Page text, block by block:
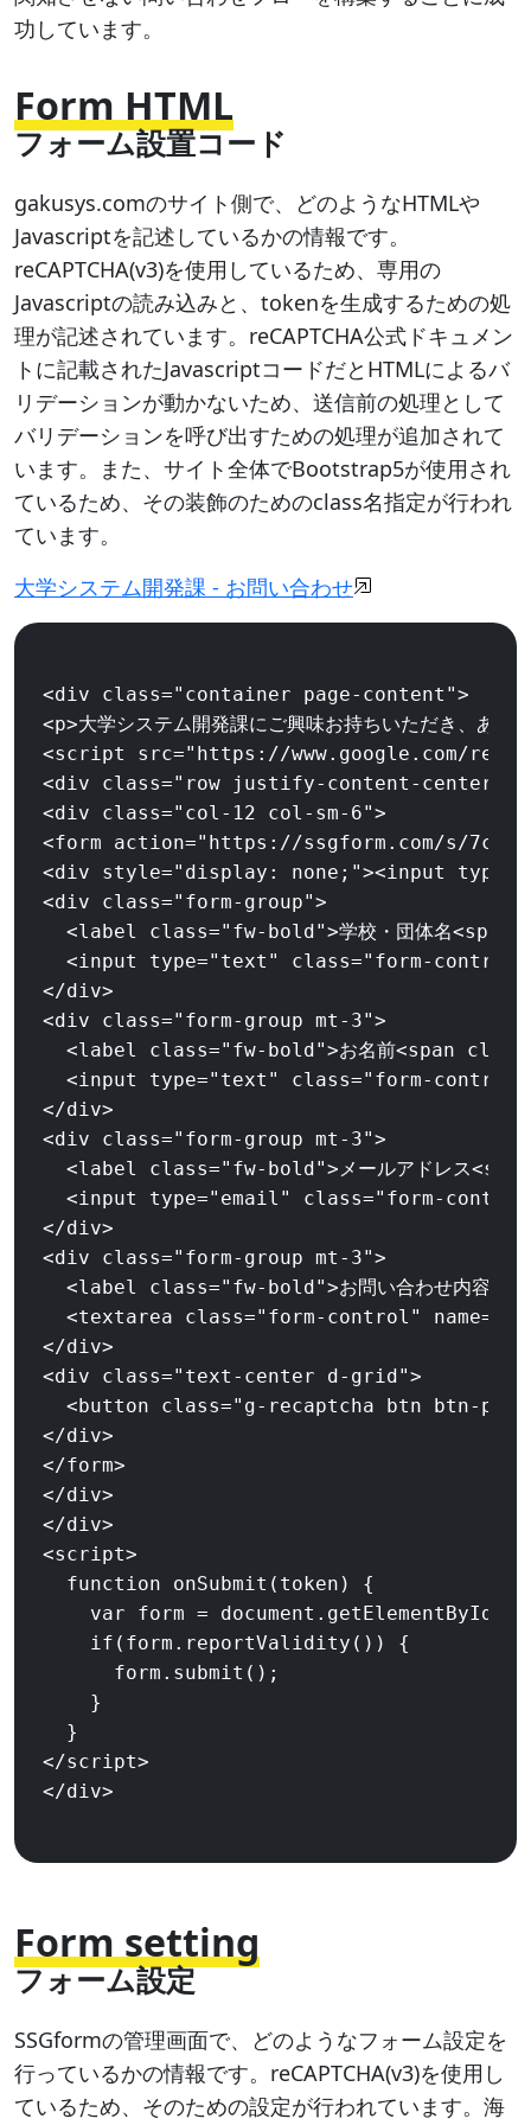
功しています。
Form HTML
フォーム設置コード
gakusys.comのサイト側で、どのようなHTMLや
Javascriptを記述しているかの情報です。
reCAPTCHA(v3)を使用しているため、専用の
Javascriptの読み込みと、tokenを生成するための処
理が記述されています。reCAPTCHA公式ドキュメン
トに記載されたJavascriptコードだとHTMLによるバ
リデーションが動かないため、送信前の処理として
バリデーションを呼び出すための処理が追加されて
います。また、サイト全体でBootstrap5が使用され
ているため、その装飾のためのclass名指定が行われ
ています。
大学システム開発課 - お問い合わせ
<div class="container page-content">
<p>大学システム開発課にご興味お持ちいただき、あり
<script src="https://www.google.com/
<div class="row justify-content-center">
<div class="col-12 col-sm-6">
<form action="https://ssgform.com/s/
<div style="display: none;"><input
<div class="form-group">
<label class="fw-bold">学校・団体名
<input type="text" class="form-control"
</div>
<div class="form-group mt-3">
<label class="fw-bold">お名前<span
<input type="text" class="form-control"
</div>
<div class="form-group mt-3">
<label class="fw-bold">メールアドレス
<input type="email" class="form-
</div>
<div class="form-group mt-3">
<label class="fw-bold">お問い合わせ内容
<textarea class="form-control"
</div>
<div class="text-center d-grid">
<button class="g-recaptcha btn btn-
</div>
</form>
</div>
</div>
<script>
  function onSubmit(token) {
var form =
    if(form.reportValidity()) {
      form.submit();
    }
  }
</script>
Form setting
フォーム設定
SSGformの管理画面で、どのようなフォーム設定を
行っているかの情報です。reCAPTCHA(v3)を使用し
ているため、そのための設定が行われています。海